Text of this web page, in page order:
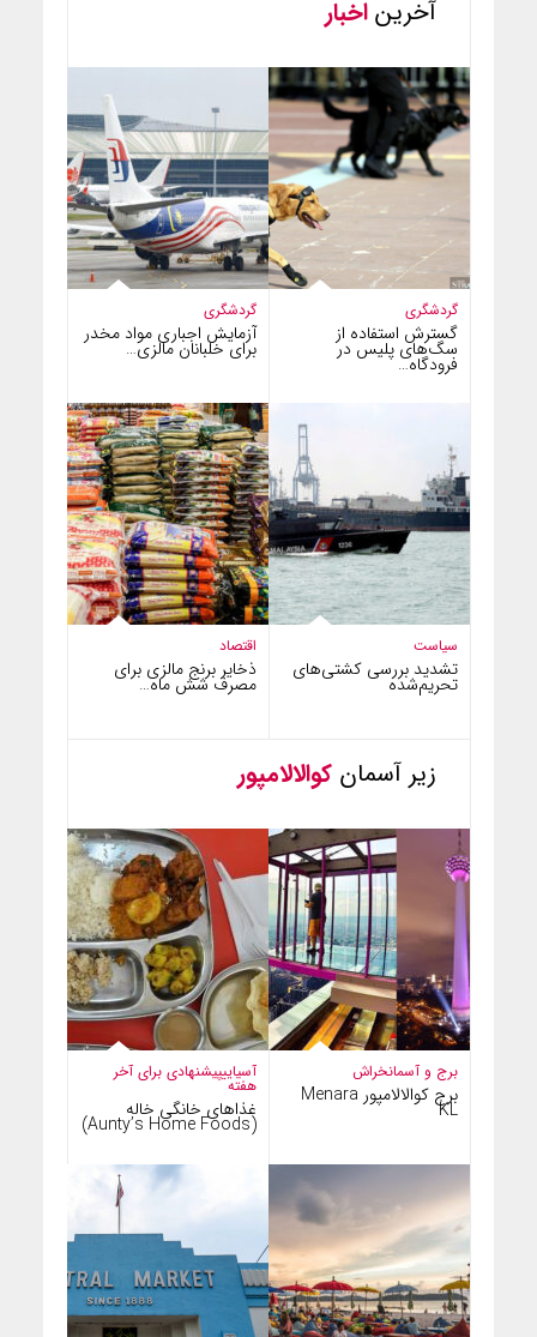
آخریناخبار
گردشگری
آزمایش اجباری مواد مخدر
برای خلبانان مالزی…
گردشگری
گسترش استفاده از
سگ‌های پلیس در
فرودگاه…
اقتصاد
ذخایر برنج مالزی برای
مصرف شش ماه…
سیاست
تشدید بررسی کشتی‌های
تحریم‌شده
زیر آسمان کوالالامپور
آسیاییپیشنهادی برای آخر
هفته
غذاهای خانگی خاله
(Aunty’s Home Foods)
برج و آسمانخراش
برج کوالالامپور Menara
KL